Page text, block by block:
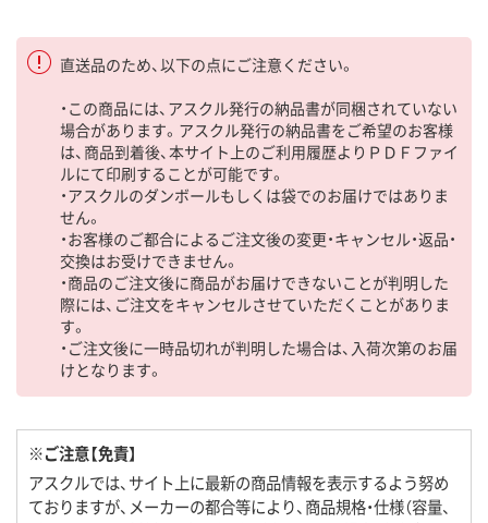
直送品のため、以下の点にご注意ください。
・この商品には、アスクル発行の納品書が同梱されていない
場合があります。アスクル発行の納品書をご希望のお客様
は、商品到着後、本サイト上のご利用履歴よりＰＤＦファイ
ルにて印刷することが可能です。
・アスクルのダンボールもしくは袋でのお届けではありま
せん。
・お客様のご都合によるご注文後の変更・キャンセル・返品・
交換はお受けできません。
・商品のご注文後に商品がお届けできないことが判明した
際には、ご注文をキャンセルさせていただくことがありま
す。
・ご注文後に一時品切れが判明した場合は、入荷次第のお届
けとなります。
※ご注意【免責】
アスクルでは、サイト上に最新の商品情報を表示するよう努め
ておりますが、メーカーの都合等により、商品規格・仕様（容量、